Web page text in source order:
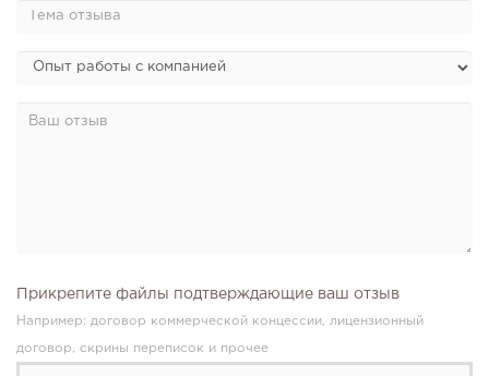
Прикрепите файлы подтверждающие ваш отзыв
Например: договор коммерческой концессии, лицензионный
договор, скрины переписок и прочее